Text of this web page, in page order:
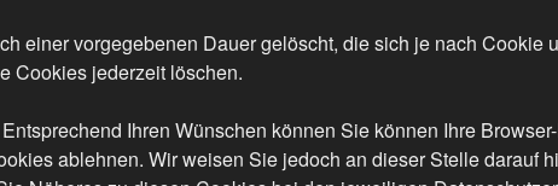
einer vorgegebenen Dauer gelöscht, die sich je nach Cookie
Cookies jederzeit löschen.
Entsprechend Ihren Wünschen können Sie können Ihre
ablehnen. Wir weisen Sie jedoch an dieser Stelle darauf